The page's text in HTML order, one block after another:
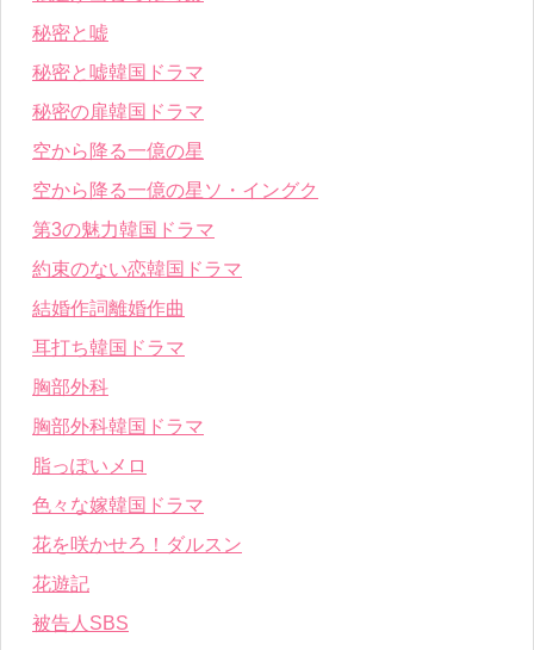
秘密と嘘
秘密と嘘韓国ドラマ
秘密の扉韓国ドラマ
空から降る一億の星
空から降る一億の星ソ・イングク
第3の魅力韓国ドラマ
約束のない恋韓国ドラマ
結婚作詞離婚作曲
耳打ち韓国ドラマ
胸部外科
胸部外科韓国ドラマ
脂っぽいメロ
色々な嫁韓国ドラマ
花を咲かせろ！ダルスン
花遊記
被告人SBS